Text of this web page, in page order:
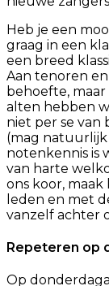
Heb je een
graag in een
een breed
Aan tenoren en
behoefte,
alten hebben
niet per se van
(mag natuurlijk
notenkennis is
van harte
ons koor,
leden en met
vanzelf achter
Repeteren op
Op